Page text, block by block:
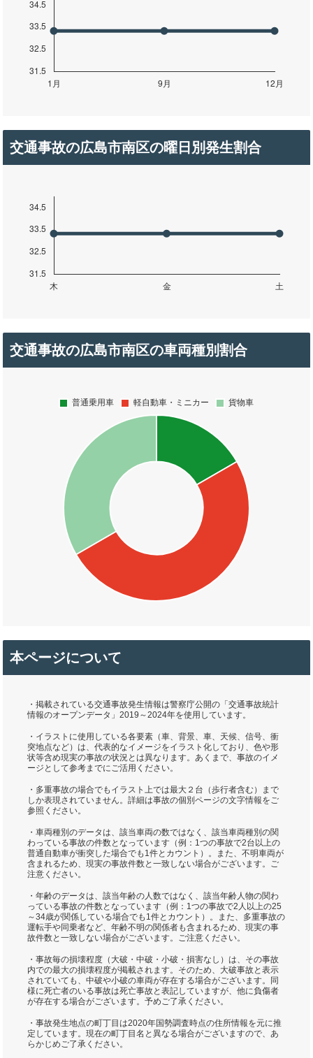
交通事故の広島市南区の曜日別発生割合
交通事故の広島市南区の車両種別割合
本ページについて
・掲載されている交通事故発生情報は警察庁公開の「交通事故統計
情報のオープンデータ」2019～2024年を使用しています。
・イラストに使用している各要素（車、背景、車、天候、信号、衝
突地点など）は、代表的なイメージをイラスト化しており、色や形
状等含め現実の事故の状況とは異なります。あくまで、事故のイメ
ージとして参考までにご活用ください。
・多重事故の場合でもイラスト上では最大２台（歩行者含む）まで
しか表現されていません。詳細は事故の個別ページの文字情報をご
参照ください。
・車両種別のデータは、該当車両の数ではなく、該当車両種別の関
わっている事故の件数となっています（例：1つの事故で2台以上の
普通自動車が衝突した場合でも1件とカウント）。また、不明車両が
含まれるため、現実の事故件数と一致しない場合がございます。ご
注意ください。
・年齢のデータは、該当年齢の人数ではなく、該当年齢人物の関わ
っている事故の件数となっています（例：1つの事故で2人以上の25
～34歳が関係している場合でも1件とカウント）。また、多重事故の
運転手や同乗者など、年齢不明の関係者も含まれるため、現実の事
故件数と一致しない場合がございます。ご注意ください。
・事故毎の損壊程度（大破・中破・小破・損害なし）は、その事故
内での最大の損壊程度が掲載されます。そのため、大破事故と表示
されていても、中破や小破の車両が存在する場合がございます。同
様に死亡者のいる事故は死亡事故と表記していますが、他に負傷者
が存在する場合がございます。予めご了承ください。
・事故発生地点の町丁目は2020年国勢調査時点の住所情報を元に推
定しています。現在の町丁目名と異なる場合がございますので、あ
らかじめご了承ください。